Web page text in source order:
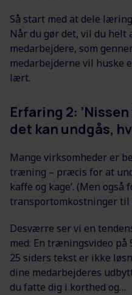
Så start med at dele
Når du gør det, vil du
medarbejdere, som
medarbejderne vil huske
lært.
Erfaring 2:
det kan undgås,
Mange virksomheder er
træning – præcis for at
kaffe og kage’. (Men også
transportomkostninger til
Desværre ser vi en
med: En træningsvideo
25 siders tekst er ikke
dine medarbejderes
du fatte dig i korthed og…